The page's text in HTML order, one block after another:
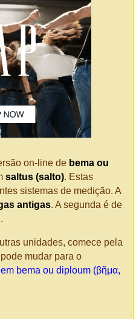
on-line de bema ou
saltus (salto). Estas
sistemas de medição. A
antigas. A segunda é de
.
unidades, comece pela
mudar para o
bema ou diploum (βῆμα,